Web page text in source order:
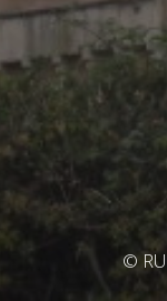
©